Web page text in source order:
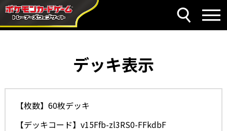
デッキ表示
【枚数】60枚デッキ
【デッキコード】 v15Ffb-zl3RS0-FFkdbF